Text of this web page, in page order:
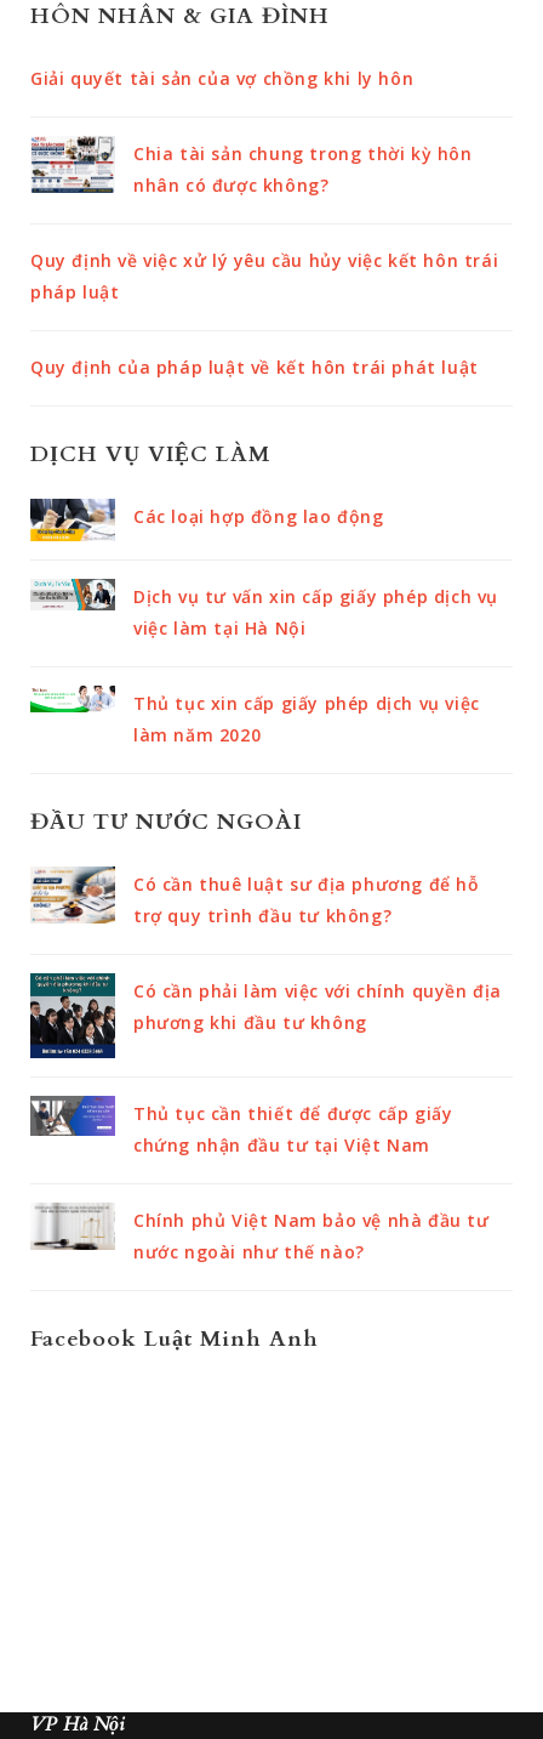
HÔN NHÂN & GIA ĐÌNH
Giải quyết tài sản của vợ chồng khi ly hôn
Chia tài sản chung trong thời kỳ hôn
nhân có được không?
Quy định về việc xử lý yêu cầu hủy việc kết hôn trái
pháp luật
Quy định của pháp luật về kết hôn trái phát luật
DỊCH VỤ VIỆC LÀM
Các loại hợp đồng lao động
Dịch vụ tư vấn xin cấp giấy phép dịch vụ
việc làm tại Hà Nội
Thủ tục xin cấp giấy phép dịch vụ việc
làm năm 2020
ĐẦU TƯ NƯỚC NGOÀI
Có cần thuê luật sư địa phương để hỗ
trợ quy trình đầu tư không?
Có cần phải làm việc với chính quyền địa
phương khi đầu tư không
Thủ tục cần thiết để được cấp giấy
chứng nhận đầu tư tại Việt Nam
Chính phủ Việt Nam bảo vệ nhà đầu tư
nước ngoài như thế nào?
Facebook Luật Minh Anh
VP Hà Nội